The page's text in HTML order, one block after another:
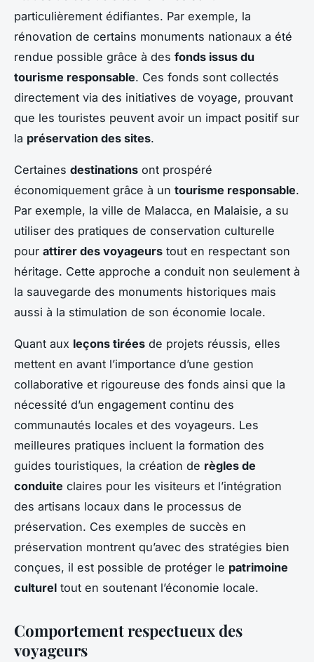
particulièrement édifiantes. Par exemple, la
rénovation de certains monuments nationaux a été
rendue possible grâce à des fonds issus du
tourisme responsable. Ces fonds sont collectés
directement via des initiatives de voyage, prouvant
que les touristes peuvent avoir un impact positif sur
la préservation des sites.
Certaines destinations ont prospéré
économiquement grâce à un tourisme responsable.
Par exemple, la ville de Malacca, en Malaisie, a su
utiliser des pratiques de conservation culturelle
pour attirer des voyageurs tout en respectant son
héritage. Cette approche a conduit non seulement à
la sauvegarde des monuments historiques mais
aussi à la stimulation de son économie locale.
Quant aux leçons tirées de projets réussis, elles
mettent en avant l’importance d’une gestion
collaborative et rigoureuse des fonds ainsi que la
nécessité d’un engagement continu des
communautés locales et des voyageurs. Les
meilleures pratiques incluent la formation des
guides touristiques, la création de règles de
conduite claires pour les visiteurs et l’intégration
des artisans locaux dans le processus de
préservation. Ces exemples de succès en
préservation montrent qu’avec des stratégies bien
conçues, il est possible de protéger le patrimoine
culturel tout en soutenant l’économie locale.
Comportement respectueux des
voyageurs